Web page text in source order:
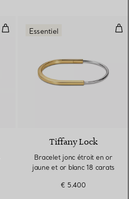
Bracelet à maillons larges en or
Essentiel
Tiffany Lock
Bracelet jonc étroit en or
jaune et or blanc 18 carats
€ 5.400